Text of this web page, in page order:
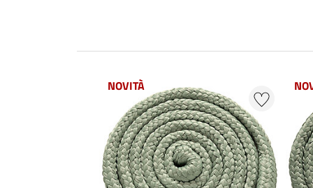
NOVITÀ